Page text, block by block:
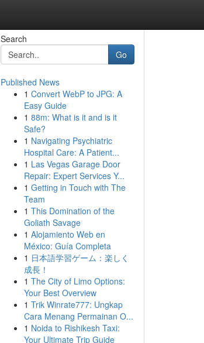
Search
Go
Published News
1 Convert WebP to JPG: A
Easy Guide
1 88m: What is it and is it
Safe?
1 Navigating Psychiatric
Hospital Care: A Patient...
1 Las Vegas Garage Door
Repair: Expert Services Y...
1 Getting in Touch with The
Team
1 This Domination of the
Goliath Savage
1 Alojamiento Web en
México: Guía Completa
1 日本語学習ゲーム：楽しく
成長！
1 The City of Limo Options:
Your Best Overview
1 Trik Winrate777: Ungkap
Cara Menang Permainan O...
1 Noida to Rishikesh Taxi:
Your Ultimate Trip Guide